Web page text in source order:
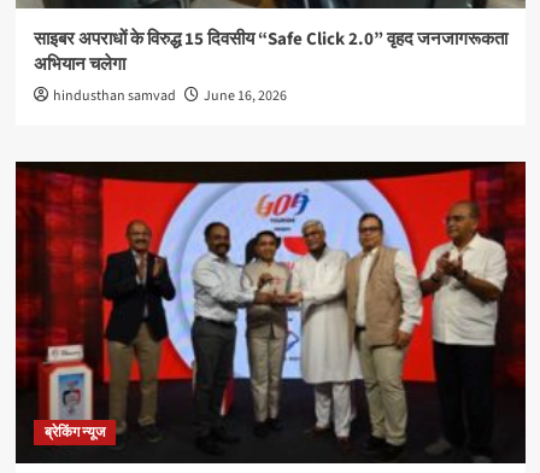
साइबर अपराधों के विरुद्ध 15 दिवसीय “Safe Click 2.0” वृहद जनजागरूकता
अभियान चलेगा
hindusthan samvad June 16, 2026
ब्रेकिंग न्यूज